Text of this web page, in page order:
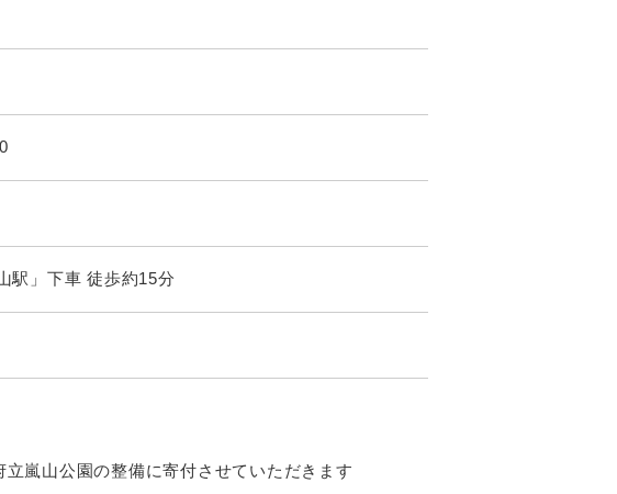
駅」下車 徒歩約15分
嵐山公園の整備に寄付させていただきます